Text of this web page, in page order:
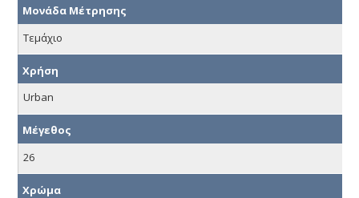
Μονάδα Μέτρησης
Τεμάχιο
Χρήση
Urban
Μέγεθος
26
Χρώμα